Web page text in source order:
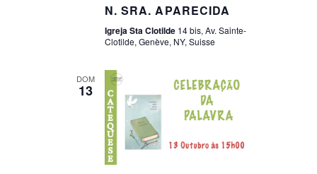
N. SRA. APARECIDA
Igreja Sta Clotilde 14 bis, Av. Sainte-
Clotilde, Genève, NY, Suisse
DOM
13